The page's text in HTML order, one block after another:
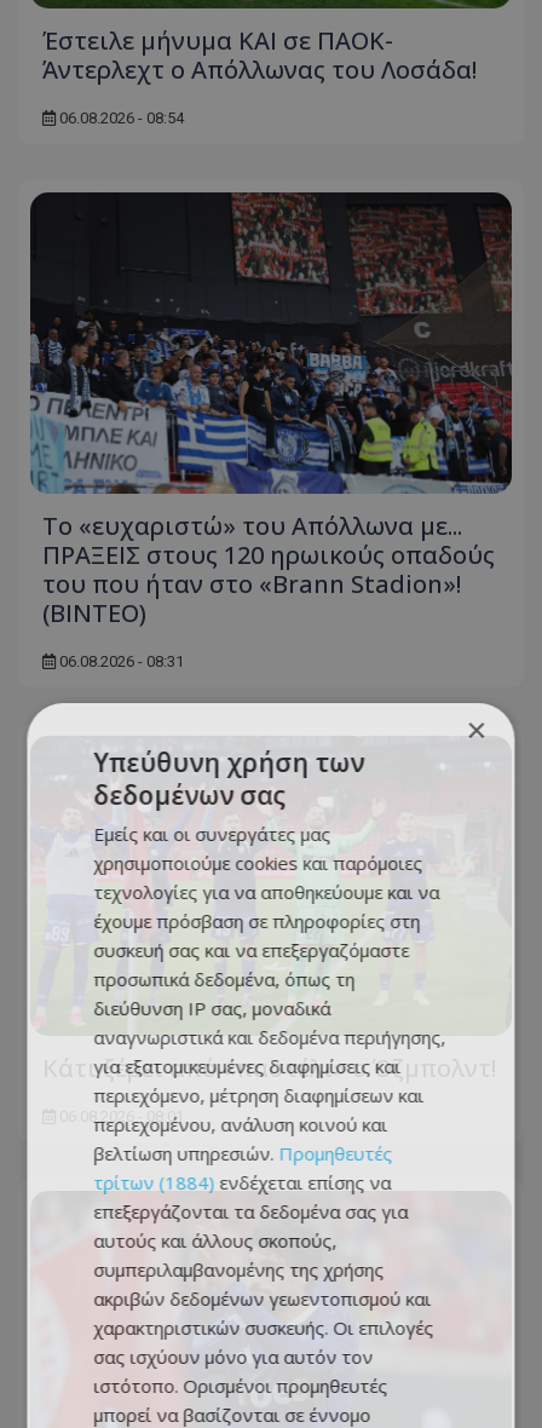
Έστειλε μήνυμα ΚΑΙ σε ΠΑΟΚ-
Άντερλεχτ ο Απόλλωνας του Λοσάδα!
06.08.2026 - 08:54
Το «ευχαριστώ» του Απόλλωνα με...
ΠΡΑΞΕΙΣ στους 120 ηρωικούς οπαδούς
του που ήταν στο «Brann Stadion»!
(ΒΙΝΤΕΟ)
06.08.2026 - 08:31
Κάτι ξέρει από «παστέλι» ο Όζμπολντ!
06.08.2026 - 08:01
×
Υπεύθυνη χρήση των
δεδομένων σας
Εμείς και οι συνεργάτες μας
χρησιμοποιούμε cookies και παρόμοιες
τεχνολογίες για να αποθηκεύουμε και να
έχουμε πρόσβαση σε πληροφορίες στη
συσκευή σας και να επεξεργαζόμαστε
προσωπικά δεδομένα, όπως τη
διεύθυνση IP σας, μοναδικά
αναγνωριστικά και δεδομένα περιήγησης,
για εξατομικευμένες διαφημίσεις και
περιεχόμενο, μέτρηση διαφημίσεων και
περιεχομένου, ανάλυση κοινού και
βελτίωση υπηρεσιών. Προμηθευτές
τρίτων (1884) ενδέχεται επίσης να
επεξεργάζονται τα δεδομένα σας για
αυτούς και άλλους σκοπούς,
συμπεριλαμβανομένης της χρήσης
ακριβών δεδομένων γεωεντοπισμού και
χαρακτηριστικών συσκευής. Οι επιλογές
σας ισχύουν μόνο για αυτόν τον
ιστότοπο. Ορισμένοι προμηθευτές
μπορεί να βασίζονται σε έννομο